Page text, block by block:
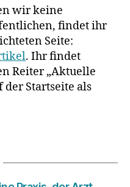
wir keine
findet ihr
Seite:
. Ihr findet
Reiter „Aktuelle
der Startseite als